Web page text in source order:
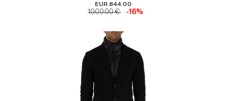
EUR 844.00
1000.00 € -16%